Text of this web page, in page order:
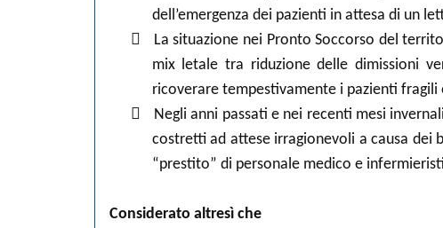
dell’emergenza dei pazienti in attesa di un

La situazione nei Pronto Soccorso del
mix letale tra riduzione delle dimissioni
ricoverare tempestivamente i pazienti

Negli anni passati e nei recenti mesi
costretti ad attese irragionevoli a causa dei
“prestito” di personale medico e
Considerato altresì che